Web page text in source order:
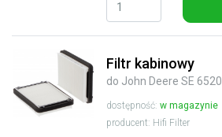
Filtr kabinowy
do John Deere SE 6520
dostępność: w magazynie
producent: Hifi Filter